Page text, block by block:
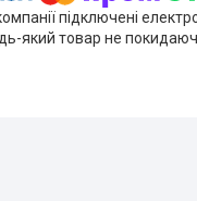
підключені
який товар не